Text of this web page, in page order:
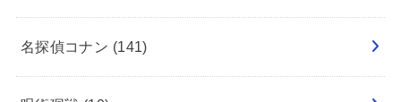
名探偵コナン (141)